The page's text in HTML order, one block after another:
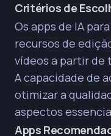
Critérios de
Os apps de IA
recursos de
vídeos a partir de
A capacidade de
otimizar a
aspectos
Apps